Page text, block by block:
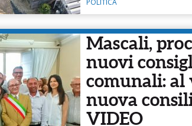
Mascali,
nuovi
comunali: al
nuova
VIDEO